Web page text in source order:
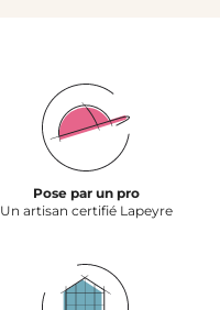
Pose par un pro
Un artisan certifié Lapeyre